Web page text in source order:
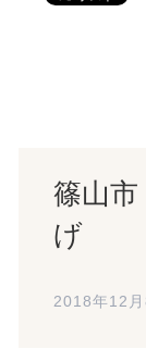
篠山
げ
2018年12月